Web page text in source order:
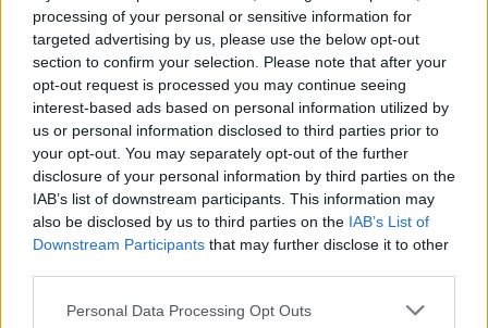
processing of your personal or sensitive information for
targeted advertising by us, please use the below opt-out
section to confirm your selection. Please note that after your
opt-out request is processed you may continue seeing
interest-based ads based on personal information utilized by
us or personal information disclosed to third parties prior to
your opt-out. You may separately opt-out of the further
disclosure of your personal information by third parties on the
IAB’s list of downstream participants. This information may
also be disclosed by us to third parties on the IAB’s List of
Downstream Participants that may further disclose it to other
Personal Data Processing Opt Outs
1
UUTISET
Leskeneläke ei kuulu kaikille –
Kela muistuttaa tärkeästä
ikärajasta